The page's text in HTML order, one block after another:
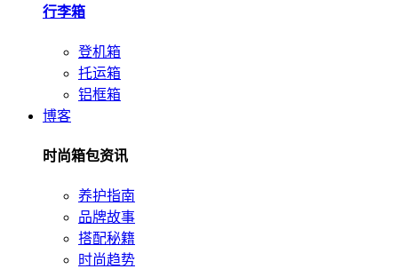
行李箱
登机箱
托运箱
铝框箱
博客
时尚箱包资讯
养护指南
品牌故事
搭配秘籍
时尚趋势